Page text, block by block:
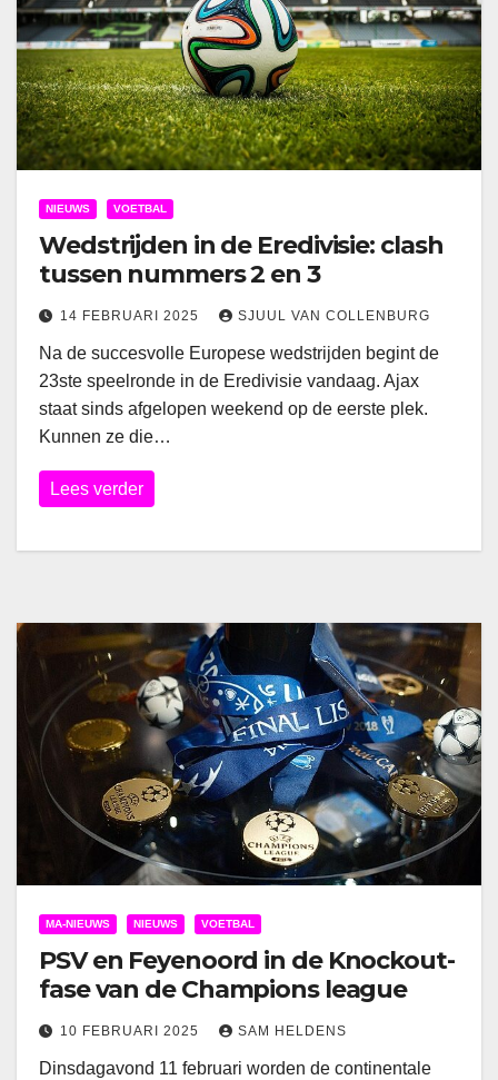
NIEUWS VOETBAL
Wedstrijden in de Eredivisie: clash
tussen nummers 2 en 3
14 FEBRUARI 2025 SJUUL VAN COLLENBURG
Na de succesvolle Europese wedstrijden begint de
23ste speelronde in de Eredivisie vandaag. Ajax
staat sinds afgelopen weekend op de eerste plek.
Kunnen ze die…
Lees verder
MA-NIEUWS NIEUWS VOETBAL
PSV en Feyenoord in de Knockout-
fase van de Champions league
10 FEBRUARI 2025 SAM HELDENS
Dinsdagavond 11 februari worden de continentale